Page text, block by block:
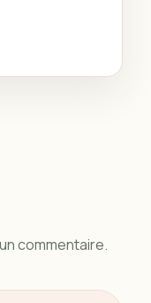
commentaire.